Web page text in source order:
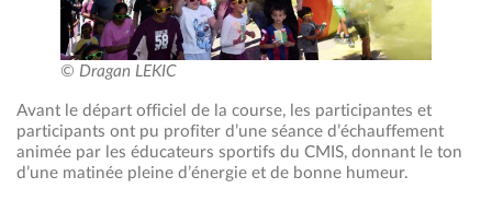
© Dragan LEKIC
Avant le départ officiel de la course, les participantes et
participants ont pu profiter d’une séance d’échauffement
animée par les éducateurs sportifs du CMIS, donnant le ton
d’une matinée pleine d’énergie et de bonne humeur.